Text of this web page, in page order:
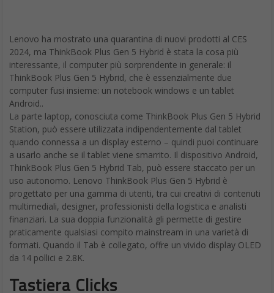
Lenovo ha mostrato una quarantina di nuovi prodotti al CES
2024, ma ThinkBook Plus Gen 5 Hybrid è stata la cosa più
interessante, il computer più sorprendente in generale: il
ThinkBook Plus Gen 5 Hybrid, che è essenzialmente due
computer fusi insieme: un notebook windows e un tablet
Android..
La parte laptop, conosciuta come ThinkBook Plus Gen 5 Hybrid
Station, può essere utilizzata indipendentemente dal tablet
quando connessa a un display esterno – quindi puoi continuare
a usarlo anche se il tablet viene smarrito. Il dispositivo Android,
ThinkBook Plus Gen 5 Hybrid Tab, può essere staccato per un
uso autonomo. Lenovo ThinkBook Plus Gen 5 Hybrid è
progettato per una gamma di utenti, tra cui creativi di contenuti
multimediali, designer, professionisti della logistica e analisti
finanziari. La sua doppia funzionalità gli permette di gestire
praticamente qualsiasi compito mainstream in una varietà di
formati. Quando il Tab è collegato, offre un vivido display OLED
da 14 pollici e 2.8K.
Tastiera Clicks